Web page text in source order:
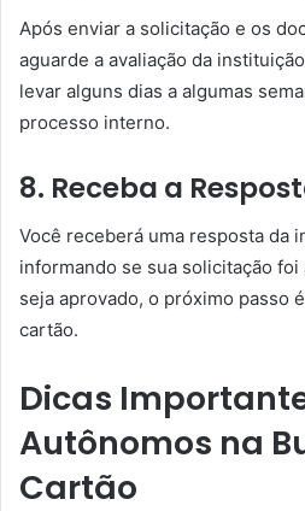
Após enviar a solicitação e os
aguarde a avaliação da
levar alguns dias a algumas
processo interno.
8. Receba a
Você receberá uma resposta da
informando se sua solicitação foi
seja aprovado, o próximo passo
cartão.
Dicas
Autônomos na
Cartão